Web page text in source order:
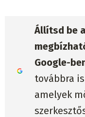
Állítsd be
Google-
továbbra
amelyek